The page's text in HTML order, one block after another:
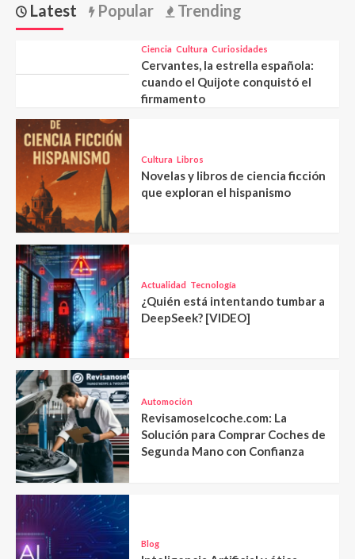
Latest Popular Trending
Ciencia Cultura Curiosidades
Cervantes, la estrella española:
cuando el Quijote conquistó el
firmamento
Cultura Libros
Novelas y libros de ciencia ficción
que exploran el hispanismo
Actualidad Tecnología
¿Quién está intentando tumbar a
DeepSeek? [VIDEO]
Automoción
Revisamoselcoche.com: La
Solución para Comprar Coches de
Segunda Mano con Confianza
Blog